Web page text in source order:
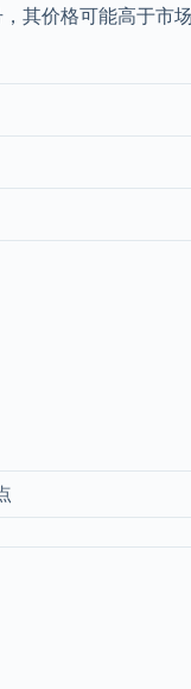
其价格可能高于市